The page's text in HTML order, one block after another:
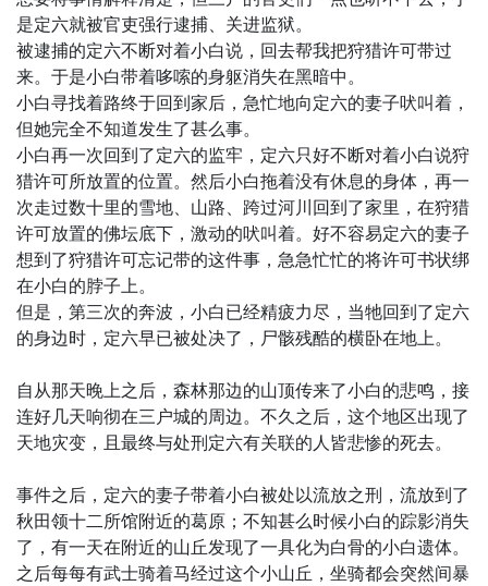
是定六就被官吏强行逮捕、关进监狱。
被逮捕的定六不断对着小白说，回去帮我把狩猎许可带过
来。于是小白带着哆嗦的身躯消失在黑暗中。
小白寻找着路终于回到家后，急忙地向定六的妻子吠叫着，
但她完全不知道发生了甚么事。
小白再一次回到了定六的监牢，定六只好不断对着小白说狩
猎许可所放置的位置。然后小白拖着没有休息的身体，再一
次走过数十里的雪地、山路、跨过河川回到了家里，在狩猎
许可放置的佛坛底下，激动的吠叫着。好不容易定六的妻子
想到了狩猎许可忘记带的这件事，急急忙忙的将许可书状绑
在小白的脖子上。
但是，第三次的奔波，小白已经精疲力尽，当牠回到了定六
的身边时，定六早已被处决了，尸骸残酷的横卧在地上。
自从那天晚上之后，森林那边的山顶传来了小白的悲鸣，接
连好几天响彻在三户城的周边。不久之后，这个地区出现了
天地灾变，且最终与处刑定六有关联的人皆悲惨的死去。
事件之后，定六的妻子带着小白被处以流放之刑，流放到了
秋田领十二所馆附近的葛原；不知甚么时候小白的踪影消失
了，有一天在附近的山丘发现了一具化为白骨的小白遗体。
之后每每有武士骑着马经过这个小山丘，坐骑都会突然间暴